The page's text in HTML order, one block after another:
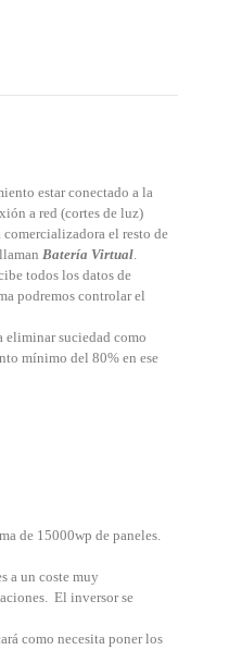
estar conectado a la
a red (cortes de luz)
comercializadora el resto de
Batería Virtual.
todos los datos de
podremos controlar el
suciedad como
mínimo del 80% en ese
de 15000wp de paneles.
a un coste muy
El inversor se
como necesita poner los